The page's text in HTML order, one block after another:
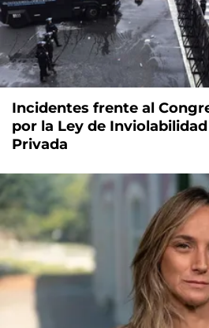
Incidentes frente al
por la Ley de
Privada